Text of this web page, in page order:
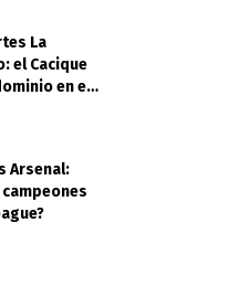
La
el Cacique
en el
Arsenal: